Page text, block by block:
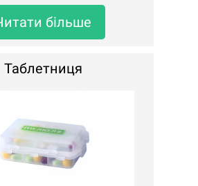
більше
Таблетниця